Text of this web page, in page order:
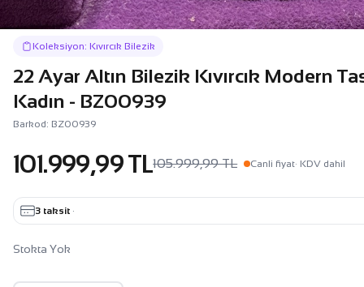
Koleksiyon: Kıvırcık Bilezik
22 Ayar Altın Bilezik Kıvırcık Modern
Kadın - BZ00939
Barkod: BZ00939
101.999,99 TL105.999,99 TL Canli fiyat· KDV dahil
3 taksit ·
Stokta Yok